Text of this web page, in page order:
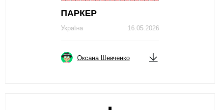
ПАРКЕР
16.05.2026
Україна
Оксана Шевченко